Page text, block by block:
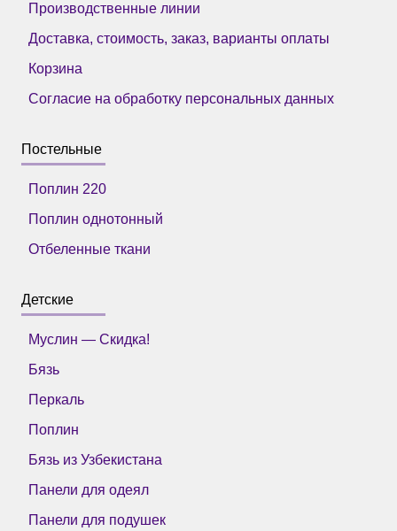
Производственные линии
Доставка, стоимость, заказ, варианты оплаты
Корзина
Согласие на обработку персональных данных
Постельные
Поплин 220
Поплин однотонный
Отбеленные ткани
Детские
Муслин — Скидка!
Бязь
Перкаль
Поплин
Бязь из Узбекистана
Панели для одеял
Панели для подушек